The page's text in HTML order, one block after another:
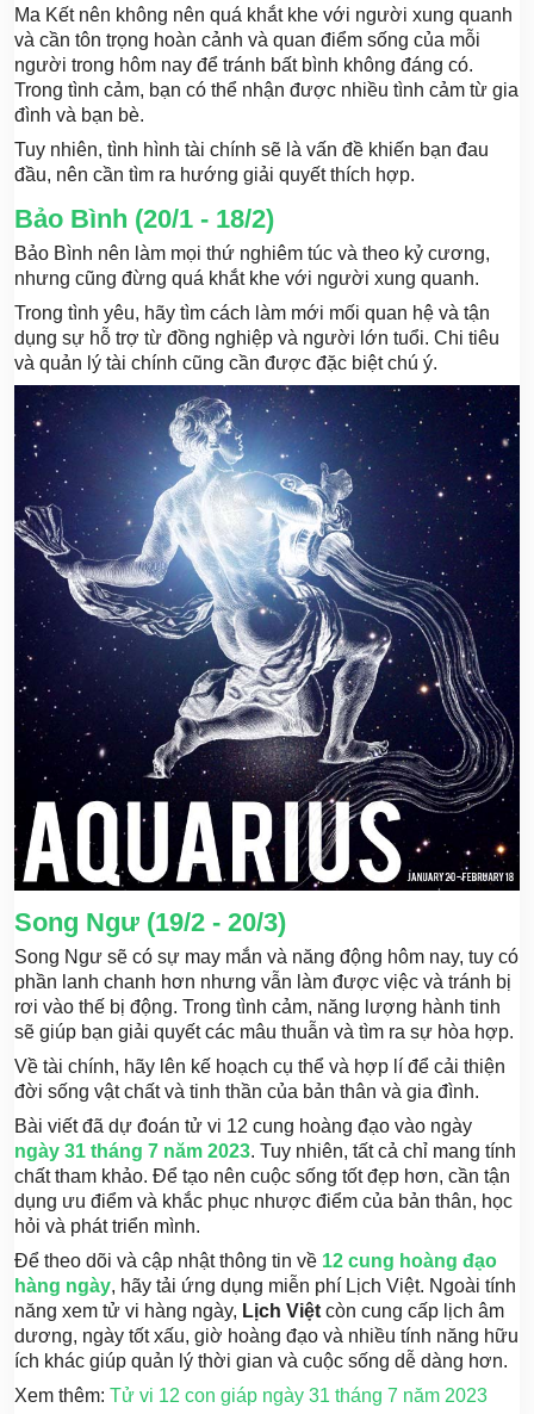
Ma Kết nên không nên quá khắt khe với người xung quanh
và cần tôn trọng hoàn cảnh và quan điểm sống của mỗi
người trong hôm nay để tránh bất bình không đáng có.
Trong tình cảm, bạn có thể nhận được nhiều tình cảm từ gia
đình và bạn bè.
Tuy nhiên, tình hình tài chính sẽ là vấn đề khiến bạn đau
đầu, nên cần tìm ra hướng giải quyết thích hợp.
Bảo Bình (20/1 - 18/2)
Bảo Bình nên làm mọi thứ nghiêm túc và theo kỷ cương,
nhưng cũng đừng quá khắt khe với người xung quanh.
Trong tình yêu, hãy tìm cách làm mới mối quan hệ và tận
dụng sự hỗ trợ từ đồng nghiệp và người lớn tuổi. Chi tiêu
và quản lý tài chính cũng cần được đặc biệt chú ý.
Song Ngư (19/2 - 20/3)
Song Ngư sẽ có sự may mắn và năng động hôm nay, tuy có
phần lanh chanh hơn nhưng vẫn làm được việc và tránh bị
rơi vào thế bị động. Trong tình cảm, năng lượng hành tinh
sẽ giúp bạn giải quyết các mâu thuẫn và tìm ra sự hòa hợp.
Về tài chính, hãy lên kế hoạch cụ thể và hợp lí để cải thiện
đời sống vật chất và tinh thần của bản thân và gia đình.
Bài viết đã dự đoán tử vi 12 cung hoàng đạo vào ngày
ngày 31 tháng 7 năm 2023. Tuy nhiên, tất cả chỉ mang tính
chất tham khảo. Để tạo nên cuộc sống tốt đẹp hơn, cần tận
dụng ưu điểm và khắc phục nhược điểm của bản thân, học
hỏi và phát triển mình.
Để theo dõi và cập nhật thông tin về 12 cung hoàng đạo
hàng ngày, hãy tải ứng dụng miễn phí Lịch Việt. Ngoài tính
năng xem tử vi hàng ngày, Lịch Việt còn cung cấp lịch âm
dương, ngày tốt xấu, giờ hoàng đạo và nhiều tính năng hữu
ích khác giúp quản lý thời gian và cuộc sống dễ dàng hơn.
Xem thêm: Tử vi 12 con giáp ngày 31 tháng 7 năm 2023